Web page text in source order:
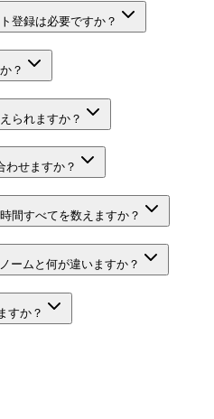
登録は必要ですか？
？
られますか？
わせますか？
間すべてを数えますか？
ームと何が違いますか？
すか？